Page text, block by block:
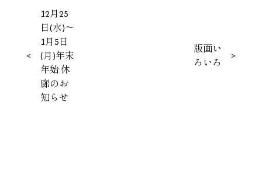
ナ
<
12月25
日(水)～
1月5日
(月)年末
年始 休
廊のお
知らせ
>
版画い
ろいろ